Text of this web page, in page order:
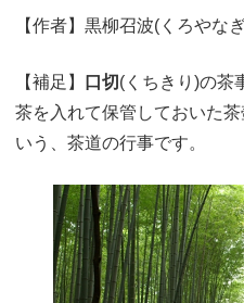
【作者】黒柳召波(くろやな
【補足】 口切 (くちきり)の茶
茶を入れて保管しておいた
いう、茶道の行事です。